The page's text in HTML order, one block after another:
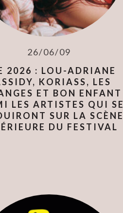
26/06/09
2026 : LOU-ADRIANE
KORIASS, LES
ET BON ENFANT
LES ARTISTES QUI SE
SUR LA SCÈNE
DU FESTIVAL